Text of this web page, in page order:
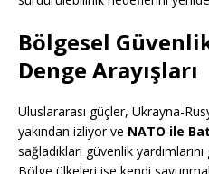
Bölgesel
Denge Arayışları
Uluslararası güçler, Ukrayna-
yakından izliyor ve NATO ile
sağladıkları güvenlik